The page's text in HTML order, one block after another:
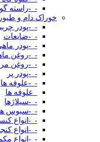
-_-راسته
خوراک دام و
-_-پودر چربی
-_-ضایعات
-_-پودر ماهی
-_-روغن
-_-روغن
-_-پودر پر
-_-علوفه ها
_علوفه ها
-_-سیلاژها
-_-سبوس
-_-انواع
-_-انواع
-_-انواع